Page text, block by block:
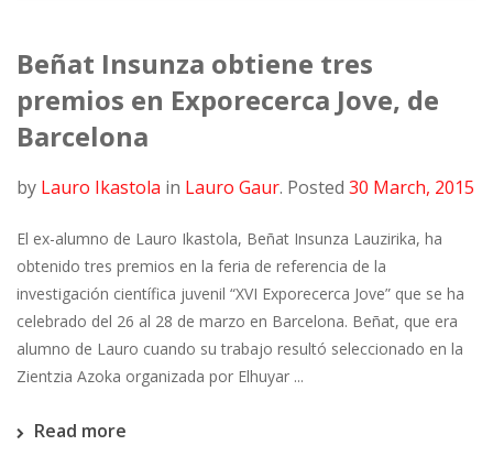
Beñat Insunza obtiene tres
premios en Exporecerca Jove, de
Barcelona
by Lauro Ikastola in Lauro Gaur. Posted 30 March, 2015
El ex-alumno de Lauro Ikastola, Beñat Insunza Lauzirika, ha
obtenido tres premios en la feria de referencia de la
investigación científica juvenil “XVI Exporecerca Jove” que se ha
celebrado del 26 al 28 de marzo en Barcelona. Beñat, que era
alumno de Lauro cuando su trabajo resultó seleccionado en la
Zientzia Azoka organizada por Elhuyar ...
Read more